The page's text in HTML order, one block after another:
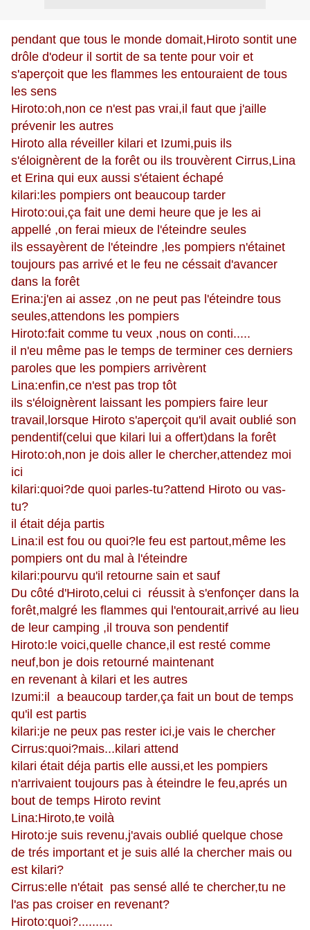
pendant que tous le monde domait,Hiroto sontit une
drôle d'odeur il sortit de sa tente pour voir et
s'aperçoit que les flammes les entouraient de tous
les sens
Hiroto:oh,non ce n'est pas vrai,il faut que j'aille
prévenir les autres
Hiroto alla réveiller kilari et Izumi,puis ils
s'éloignèrent de la forêt ou ils trouvèrent Cirrus,Lina
et Erina qui eux aussi s'étaient échapé
kilari:les pompiers ont beaucoup tarder
Hiroto:oui,ça fait une demi heure que je les ai
appellé ,on ferai mieux de l'éteindre seules
ils essayèrent de l'éteindre ,les pompiers n'étainet
toujours pas arrivé et le feu ne céssait d'avancer
dans la forêt
Erina:j'en ai assez ,on ne peut pas l'éteindre tous
seules,attendons les pompiers
Hiroto:fait comme tu veux ,nous on conti.....
il n'eu même pas le temps de terminer ces derniers
paroles que les pompiers arrivèrent
Lina:enfin,ce n'est pas trop tôt
ils s'éloignèrent laissant les pompiers faire leur
travail,lorsque Hiroto s'aperçoit qu'il avait oublié son
pendentif(celui que kilari lui a offert)dans la forêt
Hiroto:oh,non je dois aller le chercher,attendez moi
ici
kilari:quoi?de quoi parles-tu?attend Hiroto ou vas-
tu?
il était déja partis
Lina:il est fou ou quoi?le feu est partout,même les
pompiers ont du mal à l'éteindre
kilari:pourvu qu'il retourne sain et sauf
Du côté d'Hiroto,celui ci réussit à s'enfonçer dans la
forêt,malgré les flammes qui l'entourait,arrivé au lieu
de leur camping ,il trouva son pendentif
Hiroto:le voici,quelle chance,il est resté comme
neuf,bon je dois retourné maintenant
en revenant à kilari et les autres
Izumi:il a beaucoup tarder,ça fait un bout de temps
qu'il est partis
kilari:je ne peux pas rester ici,je vais le chercher
Cirrus:quoi?mais...kilari attend
kilari était déja partis elle aussi,et les pompiers
n'arrivaient toujours pas à éteindre le feu,aprés un
bout de temps Hiroto revint
Lina:Hiroto,te voilà
Hiroto:je suis revenu,j'avais oublié quelque chose
de trés important et je suis allé la chercher mais ou
est kilari?
Cirrus:elle n'était pas sensé allé te chercher,tu ne
l'as pas croiser en revenant?
Hiroto:quoi?..........